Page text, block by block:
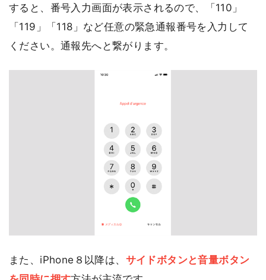
すると、番号入力画面が表示されるので、「110」
「119」「118」など任意の緊急通報番号を入力して
ください。通報先へと繋がります。
また、iPhone８以降は、 サイドボタンと音量ボタン